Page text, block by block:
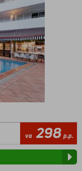
va 298 p.p.